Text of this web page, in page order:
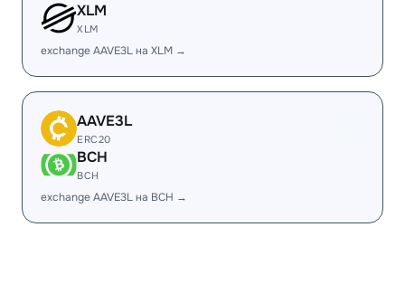
XLM
XLM
exchange AAVE3L на XLM →
AAVE3L
ERC20
BCH
BCH
exchange AAVE3L на BCH →